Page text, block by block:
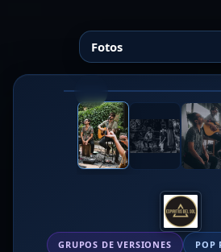
Fotos
GRUPOS DE VERSIONES POP